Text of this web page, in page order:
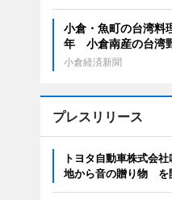
小倉・魚町の台湾料
年 小倉南産の台湾
小倉経済新聞
プレスリリース
トヨタ自動車株式会
地から音の贈り物 を